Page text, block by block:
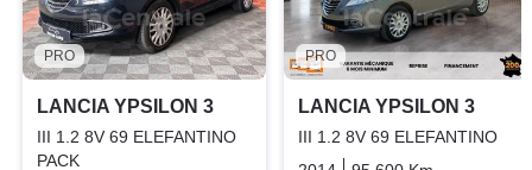
PRO
LANCIA YPSILON 3
III 1.2 8V 69 ELEFANTINO
PACK
PRO
LANCIA YPSILON 3
III 1.2 8V 69 ELEFANTINO